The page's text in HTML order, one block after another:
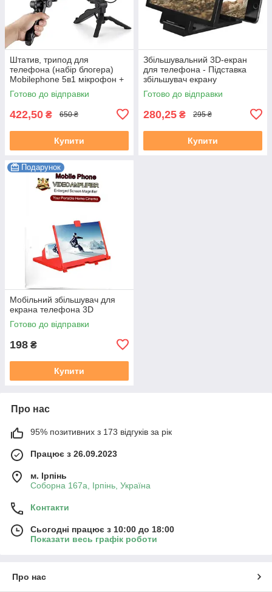
Штатив, трипод для
телефона (набір блогера)
Mobilephone 5в1 мікрофон +
підсвітка + пульт
Готово до відправки
422,50 ₴ 650 ₴
Купити
Збільшувальний 3D-екран
для телефона - Підставка
збільшувач екрану
смартфона
Готово до відправки
280,25 ₴ 295 ₴
Купити
Подарунок
Мобільний збільшувач для
екрана телефона 3D
Готово до відправки
198 ₴
Купити
Про нас
95% позитивних з 173 відгуків за рік
Працює з 26.09.2023
м. Ірпінь
Соборна 167а, Ірпінь, Україна
Контакти
Сьогодні працює з 10:00 до 18:00
Показати весь графік роботи
Про нас